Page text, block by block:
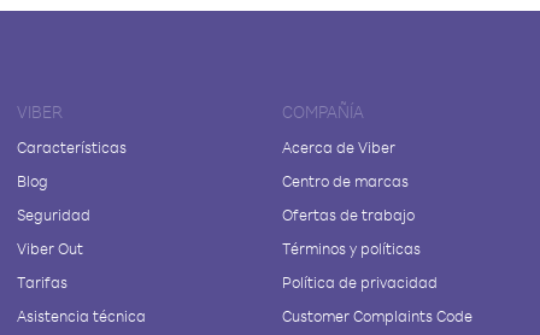
VIBER
Características
Blog
Seguridad
Viber Out
Tarifas
Asistencia técnica
COMPAÑÍA
Acerca de Viber
Centro de marcas
Ofertas de trabajo
Términos y políticas
Política de privacidad
Customer Complaints Code